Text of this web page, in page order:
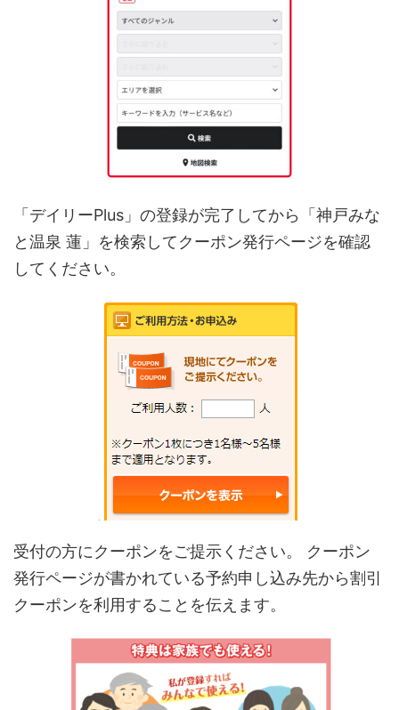
「デイリーPlus」の登録が完了してから「神戸みな
と温泉 蓮」を検索してクーポン発行ページを確認
してください。
受付の方にクーポンをご提示ください。 クーポン
発行ページが書かれている予約申し込み先から割引
クーポンを利用することを伝えます。